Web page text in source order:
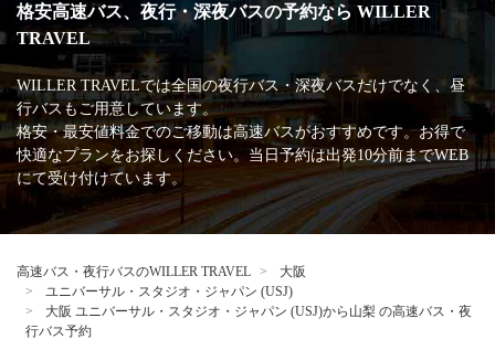
格安高速バス、夜行・深夜バスの予約なら WILLER
TRAVEL
WILLER TRAVELでは全国の夜行バス・深夜バスだけでなく、昼
行バスもご用意しています。
格安・最安値料金でのご移動は高速バスがおすすめです。お得で
快適なプランをお探しください。当日予約は出発10分前までWEB
にて受け付けています。
高速バス・夜行バスのWILLER TRAVEL
大阪
ユニバーサル・スタジオ・ジャパン (USJ)
大阪 ユニバーサル・スタジオ・ジャパン (USJ)から山梨 の高速バス・夜
行バス予約